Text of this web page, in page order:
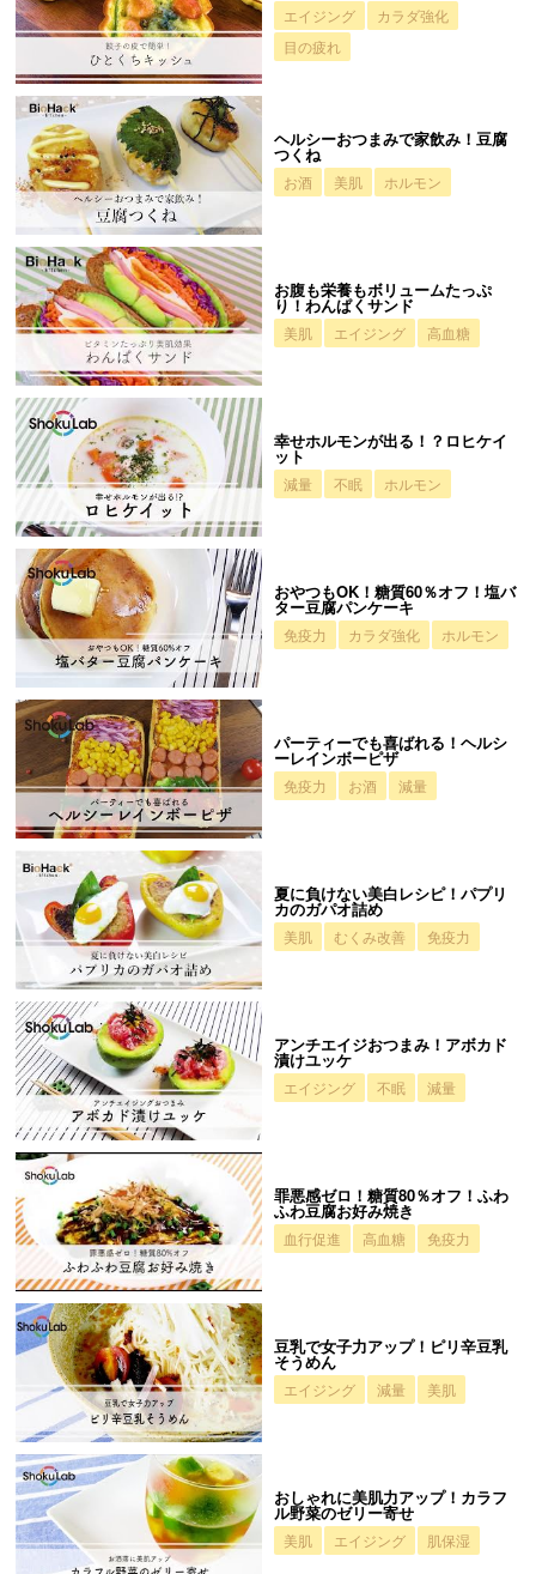
エイジング
カラダ強化
目の疲れ
ヘルシーおつまみで家飲み！豆腐
つくね
お酒 美肌 ホルモン
お腹も栄養もボリュームたっぷ
り！わんぱくサンド
美肌 エイジング 高血糖
幸せホルモンが出る！？ロヒケイ
ット
減量 不眠 ホルモン
おやつもOK！糖質60％オフ！塩バ
ター豆腐パンケーキ
免疫力 カラダ強化 ホルモン
パーティーでも喜ばれる！ヘルシ
ーレインボーピザ
免疫力 お酒 減量
夏に負けない美白レシピ！パプリ
カのガパオ詰め
美肌 むくみ改善 免疫力
アンチエイジおつまみ！アボカド
漬けユッケ
エイジング 不眠 減量
罪悪感ゼロ！糖質80％オフ！ふわ
ふわ豆腐お好み焼き
血行促進 高血糖 免疫力
豆乳で女子力アップ！ピリ辛豆乳
そうめん
エイジング 減量 美肌
おしゃれに美肌力アップ！カラフ
ル野菜のゼリー寄せ
美肌 エイジング 肌保湿